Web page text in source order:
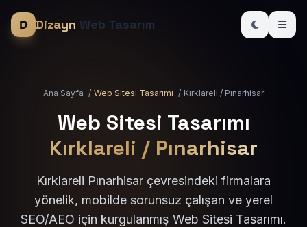
Dizayn Web Tasarım
Ana Sayfa / Web Sitesi Tasarımı / Kırklareli / Pınarhisar
Web Sitesi Tasarımı
Kırklareli / Pınarhisar
Kırklareli Pınarhisar çevresindeki firmalara
yönelik, mobilde sorunsuz çalışan ve yerel
SEO/AEO için kurgulanmış Web Sitesi Tasarımı.